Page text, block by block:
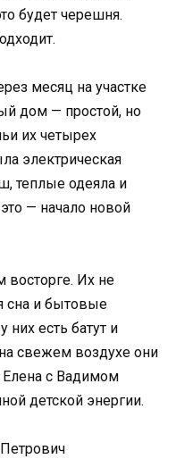
будет черешня.
месяц на участке
дом — простой, но
их четырех
электрическая
теплые одеяла и
— начало новой
Их не
сна и бытовые
них есть батут и
свежем воздухе они
с Вадимом
детской энергии.